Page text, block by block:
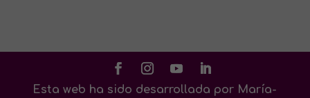
Esta web ha sido desarrollada por María-